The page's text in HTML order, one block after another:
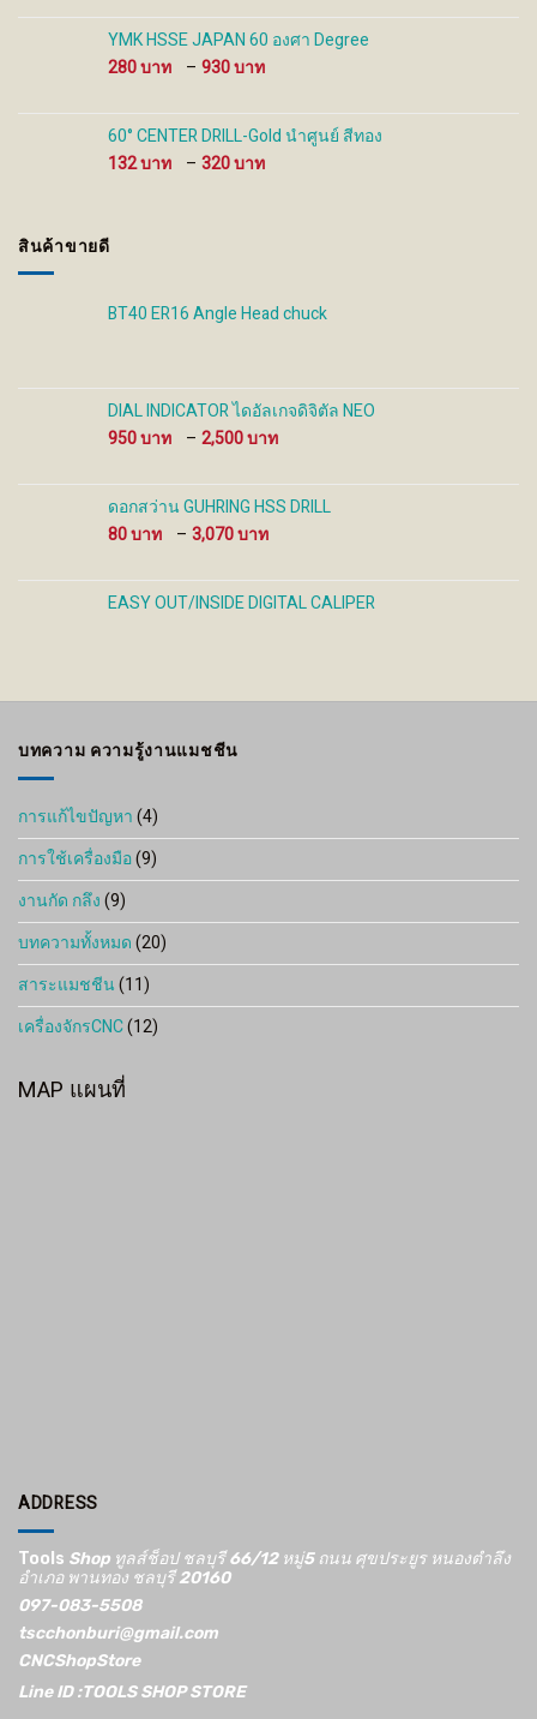
100 ฿
through
YMK HSSE JAPAN 60 องศา Degree
280
– 930
280 ฿
through
930 ฿
60° CENTER DRILL-Gold นำศูนย์ สีทอง
132
– 320
สินค้าขายดี
BT40 ER16 Angle Head chuck
DIAL INDICATOR ไดอัลเกจดิจิตัล NEO
950
– 2,500
950 ฿
through
ดอกสว่าน GUHRING HSS DRILL
80
– 3,070
80 ฿
through
EASY OUT/INSIDE DIGITAL CALIPER
บทความ ความรู้งานแมชชีน
การแก้ไขปัญหา(4)
การใช้เครื่องมือ(9)
งานกัด กลึง(9)
บทความทั้งหมด(20)
สาระแมชชีน(11)
เครื่องจักรCNC(12)
MAP แผนที่
ADDRESS
Tools Shop ทูลส์ช็อป ชลบุรี 66/12​ หมู่5​ ถนน ศุขประยูร หนองตำลึง
อำเภอ พานทอง ชลบุรี 20160
097-083-5508
tscchonburi@gmail.com
CNCShopStore
Line ID :TOOLS SHOP STORE